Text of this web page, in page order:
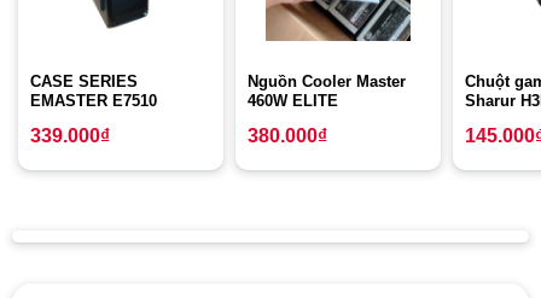
CASE SERIES
EMASTER E7510
339.000₫
Nguồn Cooler Master
460W ELITE
380.000₫
Chuột
Sharur
145.000